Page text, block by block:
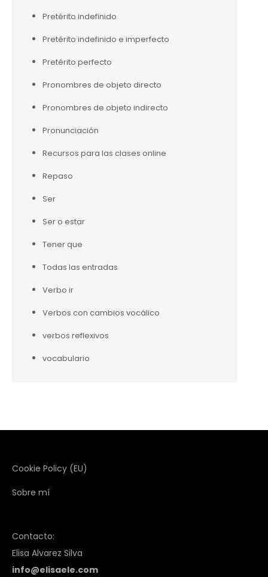
Pretérito indefinido
Pretérito indefinido e imperfecto
Pretérito perfecto
Pronombres de objeto directo
Pronombres de objeto indirecto
Pronunciación
Recursos para las clases online
Repaso
Ser
Ser o estar
Tener que
Todas las entradas
Verbo ir
Verbos con cambios vocálico
verbos reflexivos
vocabulario
Cookie Policy (EU)
Sobre mí
Contacto:
Elisa Alvarez Silva
info@elisaele.com